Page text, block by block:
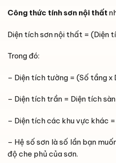
Công thức tính sơn nội thất
Diện tích sơn nội thất = (Diện
Trong đó:
– Diện tích tường = (Số tầng x
– Diện tích trần = Diện tích
– Diện tích các khu vực khác
– Hệ số sơn là số lần bạn
độ che phủ của sơn.